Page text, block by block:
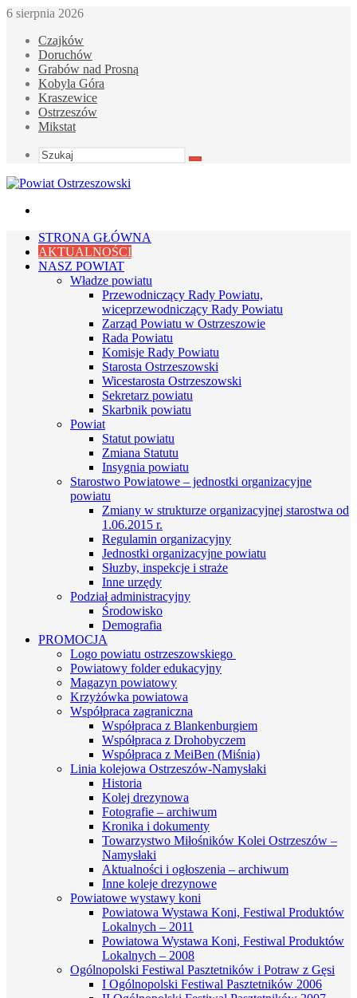
6 sierpnia 2026
Czajków
Doruchów
Grabów nad Prosną
Kobyla Góra
Kraszewice
Ostrzeszów
Mikstat
Szukaj
STRONA GŁÓWNA
AKTUALNOŚCI
NASZ POWIAT
Władze powiatu
Przewodniczący Rady Powiatu,
wiceprzewodniczący Rady Powiatu
Zarząd Powiatu w Ostrzeszowie
Rada Powiatu
Komisje Rady Powiatu
Starosta Ostrzeszowski
Wicestarosta Ostrzeszowski
Sekretarz powiatu
Skarbnik powiatu
Powiat
Statut powiatu
Zmiana Statutu
Insygnia powiatu
Starostwo Powiatowe – jednostki organizacyjne
powiatu
Zmiany w strukturze organizacyjnej starostwa od
1.06.2015 r.
Regulamin organizacyjny
Jednostki organizacyjne powiatu
Słuzby, inspekcje i straże
Inne urzędy
Podział administracyjny
Środowisko
Demografia
PROMOCJA
Logo powiatu ostrzeszowskiego
Powiatowy folder edukacyjny
Magazyn powiatowy
Krzyżówka powiatowa
Współpraca zagraniczna
Współpraca z Blankenburgiem
Współpraca z Drohobyczem
Współpraca z MeiBen (Miśnia)
Linia kolejowa Ostrzeszów-Namysłaki
Historia
Kolej drezynowa
Fotografie – archiwum
Kronika i dokumenty
Towarzystwo Miłośników Kolei Ostrzeszów –
Namysłaki
Aktualności i ogłoszenia – archiwum
Inne koleje drezynowe
Powiatowe wystawy koni
Powiatowa Wystawa Koni, Festiwal Produktów
Lokalnych – 2011
Powiatowa Wystawa Koni, Festiwal Produktów
Lokalnych – 2008
Ogólnopolski Festiwal Pasztetników i Potraw z Gęsi
I Ogólnopolski Festiwal Pasztetników 2006